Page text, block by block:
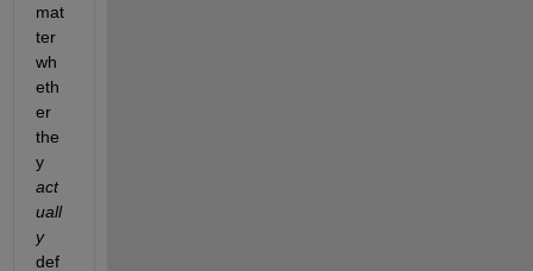
mat
ter
wh
eth
er
the
y
act
uall
y
def